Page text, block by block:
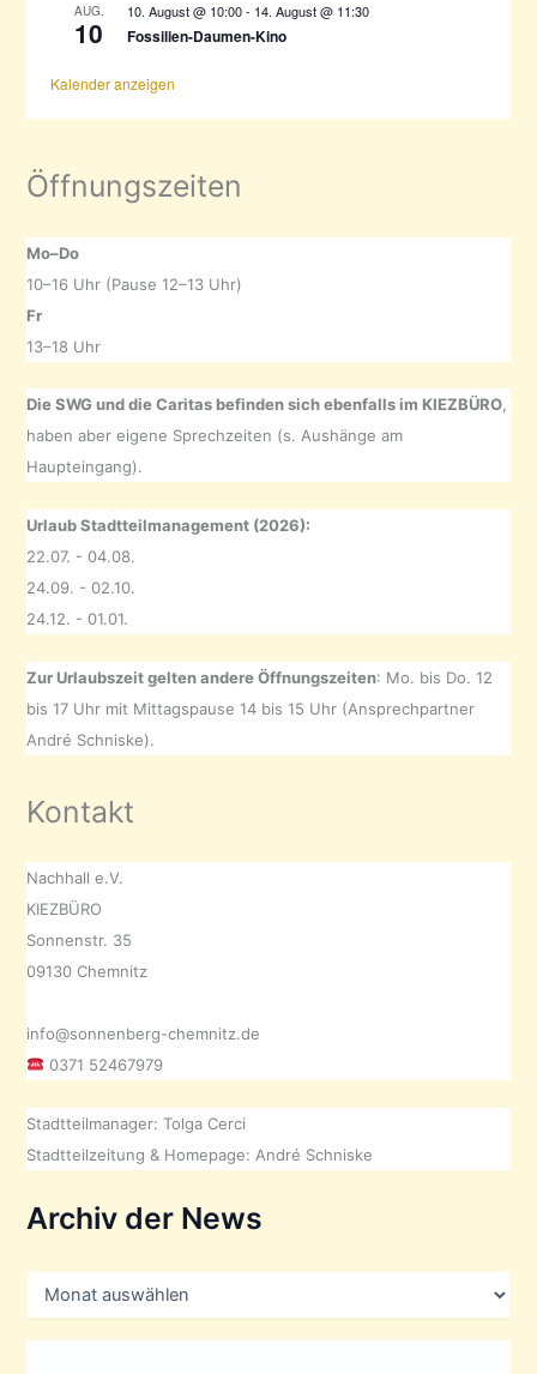
AUG.
10
10. August @ 10:00- 14. August @ 11:30
Fossilien-Daumen-Kino
Kalender anzeigen
Öffnungszeiten
Mo–Do
10–16 Uhr (Pause 12–13 Uhr)
Fr
13–18 Uhr
Die SWG und die Caritas befinden sich ebenfalls im KIEZBÜRO,
haben aber eigene Sprechzeiten (s. Aushänge am
Haupteingang).
Urlaub Stadtteilmanagement (2026):
22.07. - 04.08.
24.09. - 02.10.
24.12. - 01.01.
Zur Urlaubszeit gelten andere Öffnungszeiten: Mo. bis Do. 12
bis 17 Uhr mit Mittagspause 14 bis 15 Uhr (Ansprechpartner
André Schniske).
Kontakt
Nachhall e.V.
KIEZBÜRO
Sonnenstr. 35
09130 Chemnitz
info@sonnenberg-chemnitz.de
0371 52467979
Stadtteilmanager: Tolga Cerci
Stadtteilzeitung & Homepage: André Schniske
Archiv der News